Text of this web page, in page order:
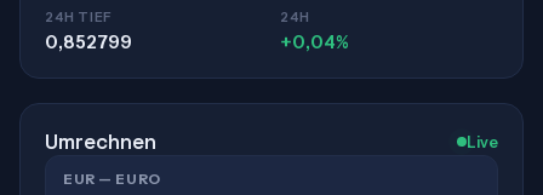
24H TIEF
0,852799
24H
+0,04%
Umrechnen Live
EUR — EURO